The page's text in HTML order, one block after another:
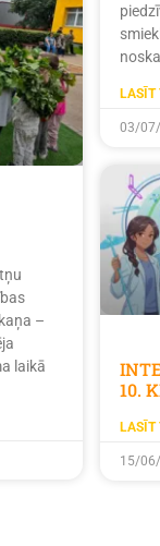
LASĪT
03/
–
laikā
10.
LASĪT
15/